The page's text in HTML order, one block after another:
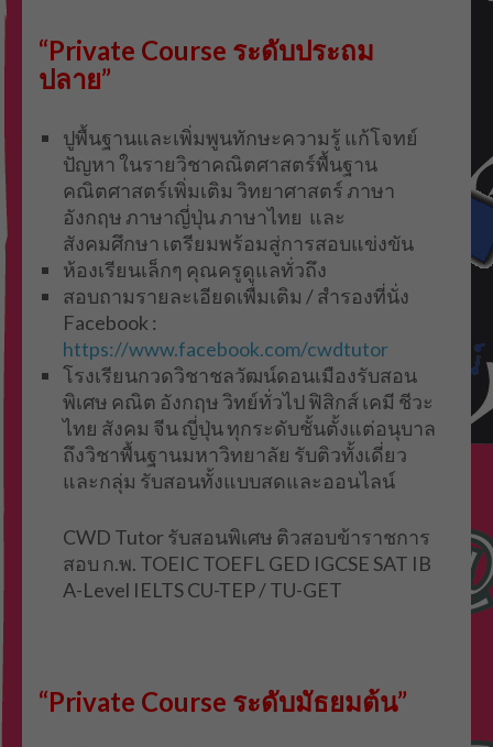
“Private Course ระดับประถม
ปลาย”
ปูพื้นฐานและเพิ่มพูนทักษะความรู้ แก้โจทย์
ปัญหา ในรายวิชาคณิตศาสตร์พื้นฐาน
คณิตศาสตร์เพิ่มเติม วิทยาศาสตร์ ภาษา
อังกฤษ ภาษาญี่ปุ่น ภาษาไทย และ
สังคมศึกษา เตรียมพร้อมสู่การสอบแข่งขัน
ห้องเรียนเล็กๆ คุณครูดูแลทั่วถึง
สอบถามรายละเอียดเพื่มเติม / สำรองที่นั่ง
Facebook :
https://www.facebook.com/cwdtutor
โรงเรียนกวดวิชาชลวัฒน์ดอนเมืองรับสอน
พิเศษ คณิต อังกฤษ วิทย์ทั่วไป ฟิสิกส์ เคมี ชีวะ
ไทย สังคม จีน ญี่ปุ่น ทุกระดับชั้นตั้งแต่อนุบาล
ถึงวิชาพื้นฐานมหาวิทยาลัย รับติวทั้งเดี่ยว
และกลุ่ม รับสอนทั้งแบบสดและออนไลน์
CWD Tutor รับสอนพิเศษ ติวสอบข้าราชการ
สอบ ก.พ. TOEIC TOEFL GED IGCSE SAT IB
A-Level IELTS CU-TEP / TU-GET
“Private Course ระดับมัธยมต้น”